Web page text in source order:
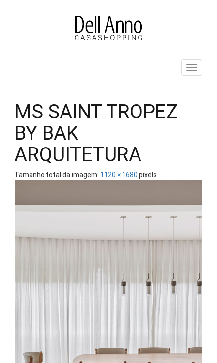
MS SAINT TROPEZ
BY BAK
ARQUITETURA
Tamanho total da imagem: 1120 × 1680 pixels